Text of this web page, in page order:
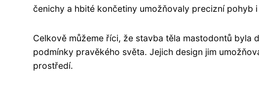
čenichy a hbité končetiny umožňovaly precizní pohyb
Celkově můžeme říci, že stavba těla mastodontů byla
podmínky pravěkého světa. Jejich design jim
prostředí.